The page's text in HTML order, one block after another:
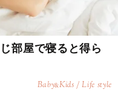
部屋で寝ると得ら
Baby&Kids / Life style